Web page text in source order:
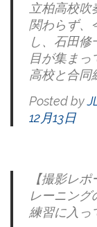
立柏高校吹
関わらず、
し、石田
目が集まっ
高校と合同
Posted by
12月13日
【撮影レ
レーニング
練習に入っ